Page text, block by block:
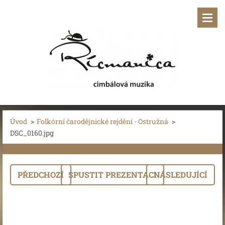
Úvod > Folkórní čarodějnické rejdění - Ostružná >
DSC_0160.jpg
PŘEDCHOZÍ SPUSTIT PREZENTACINÁSLEDUJÍCÍ